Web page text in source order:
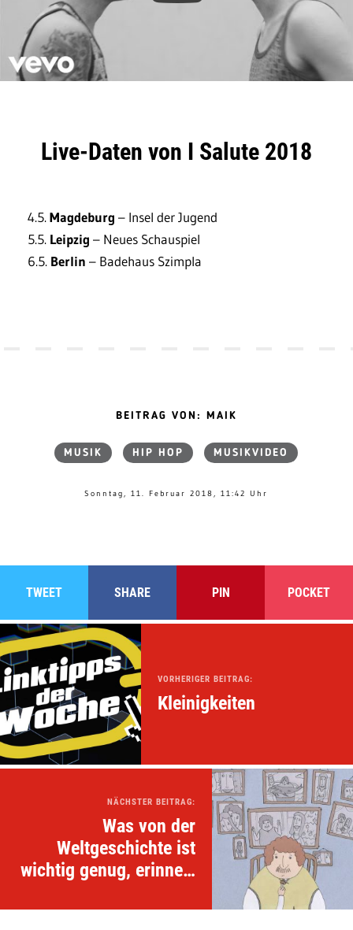
Live-Daten von I Salute 2018
4.5.Magdeburg – Insel der Jugend
5.5. Leipzig – Neues Schauspiel
6.5. Berlin – Badehaus Szimpla
BEITRAG VON: MAIK
MUSIK HIP HOP MUSIKVIDEO
Sonntag, 11. Februar 2018, 11:42 Uhr
TWEET SHARE PIN POCKET
VORHERIGER BEITRAG:
Kleinigkeiten
NÄCHSTER BEITRAG:
Was von der
Weltgeschichte ist
wichtig genug, erinnert